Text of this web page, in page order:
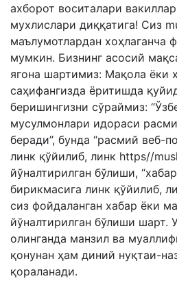
ахборот воситалари
мухлислари диққатига! Сиз
маълумотлардан хоҳлаганча
мумкин. Бизнинг асосий
ягона шартимиз: Мақола ёки
саҳифангизда ёритишда
беришингизни сўраймиз:
мусулмонлари идораси
беради”, бунда “расмий веб-
линк қўйилиб, линк https//
йўналтирилган бўлиши,
бирикмасига линк қўйилиб,
сиз фойдаланган хабар ёки
йўналтирилган бўлиши шарт.
олинганда манзил ва
қонунан ҳам диний нуқтаи-
қораланади.